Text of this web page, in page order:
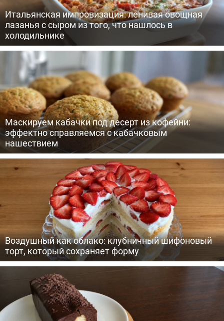
Итальянская импровизация: ленивая овощная
лазанья с сыром из того, что нашлось в
холодильнике
Маскируем кабачки под десерт из кофейни:
эффектно справляемся с кабачковым
нашествием
Воздушный как облако: клубничный шифоновый
торт, который сохраняет форму